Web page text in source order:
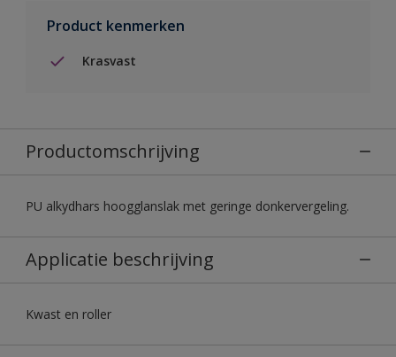
Product kenmerken
Krasvast
Productomschrijving
PU alkydhars hoogglanslak met geringe donkervergeling.
Applicatie beschrijving
Kwast en roller